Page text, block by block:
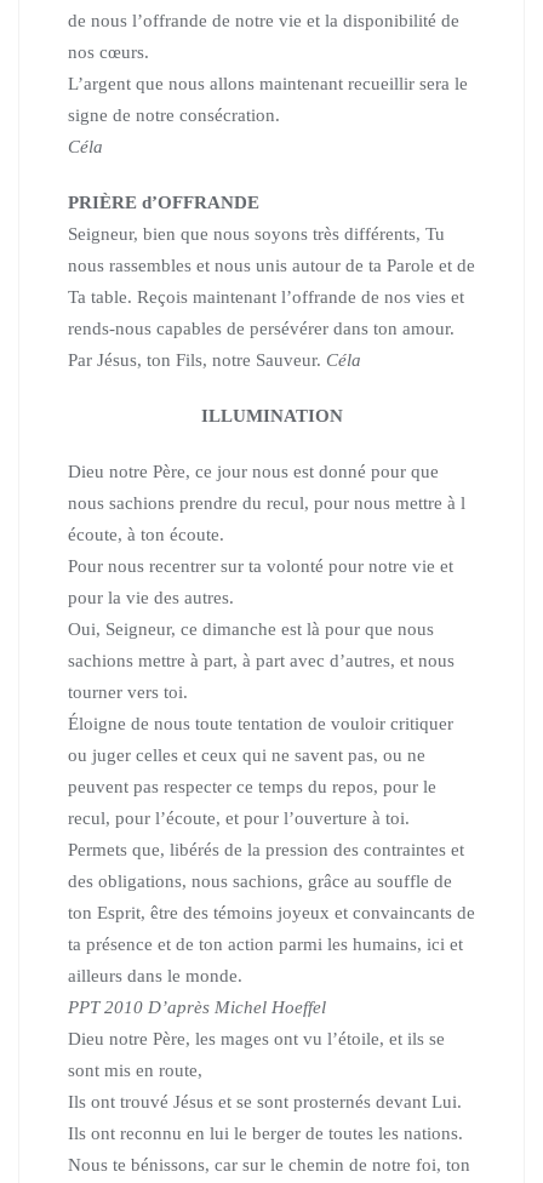
de nous l’offrande de notre vie et la disponibilité de
nos cœurs.
L’argent que nous allons maintenant recueillir sera le
signe de notre consécration.
Céla
PRIÈRE d’OFFRANDE
Seigneur, bien que nous soyons très différents, Tu
nous rassembles et nous unis autour de ta Parole et de
Ta table. Reçois maintenant l’offrande de nos vies et
rends-nous capables de persévérer dans ton amour.
Par Jésus, ton Fils, notre Sauveur. Céla
ILLUMINATION
Dieu notre Père, ce jour nous est donné pour que
nous sachions prendre du recul, pour nous mettre à l
écoute, à ton écoute.
Pour nous recentrer sur ta volonté pour notre vie et
pour la vie des autres.
Oui, Seigneur, ce dimanche est là pour que nous
sachions mettre à part, à part avec d’autres, et nous
tourner vers toi.
Éloigne de nous toute tentation de vouloir critiquer
ou juger celles et ceux qui ne savent pas, ou ne
peuvent pas respecter ce temps du repos, pour le
recul, pour l’écoute, et pour l’ouverture à toi.
Permets que, libérés de la pression des contraintes et
des obligations, nous sachions, grâce au souffle de
ton Esprit, être des témoins joyeux et convaincants de
ta présence et de ton action parmi les humains, ici et
ailleurs dans le monde.
PPT 2010 D’après Michel Hoeffel
Dieu notre Père, les mages ont vu l’étoile, et ils se
sont mis en route,
Ils ont trouvé Jésus et se sont prosternés devant Lui.
Ils ont reconnu en lui le berger de toutes les nations.
Nous te bénissons, car sur le chemin de notre foi, ton